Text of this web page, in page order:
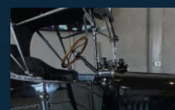
Témata
Témata
Pořady